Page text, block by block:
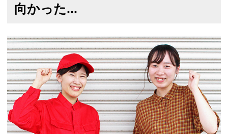
向かった...